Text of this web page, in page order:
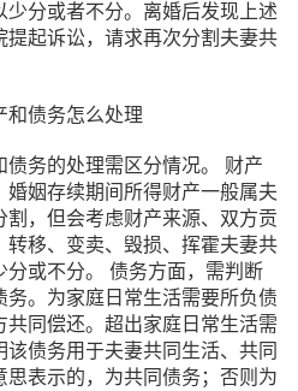
分或者不分。离婚后发现上述
起诉讼，请求再次分割夫妻共
和债务怎么处理
债务的处理需区分情况。 财产
姻存续期间所得财产一般属夫
，但会考虑财产来源、双方贡
移、变卖、毁损、挥霍夫妻共
分或不分。 债务方面，需判断
。为家庭日常生活需要所负债
同偿还。超出家庭日常生活需
债务用于夫妻共同生活、共同
表示的，为共同债务；否则为